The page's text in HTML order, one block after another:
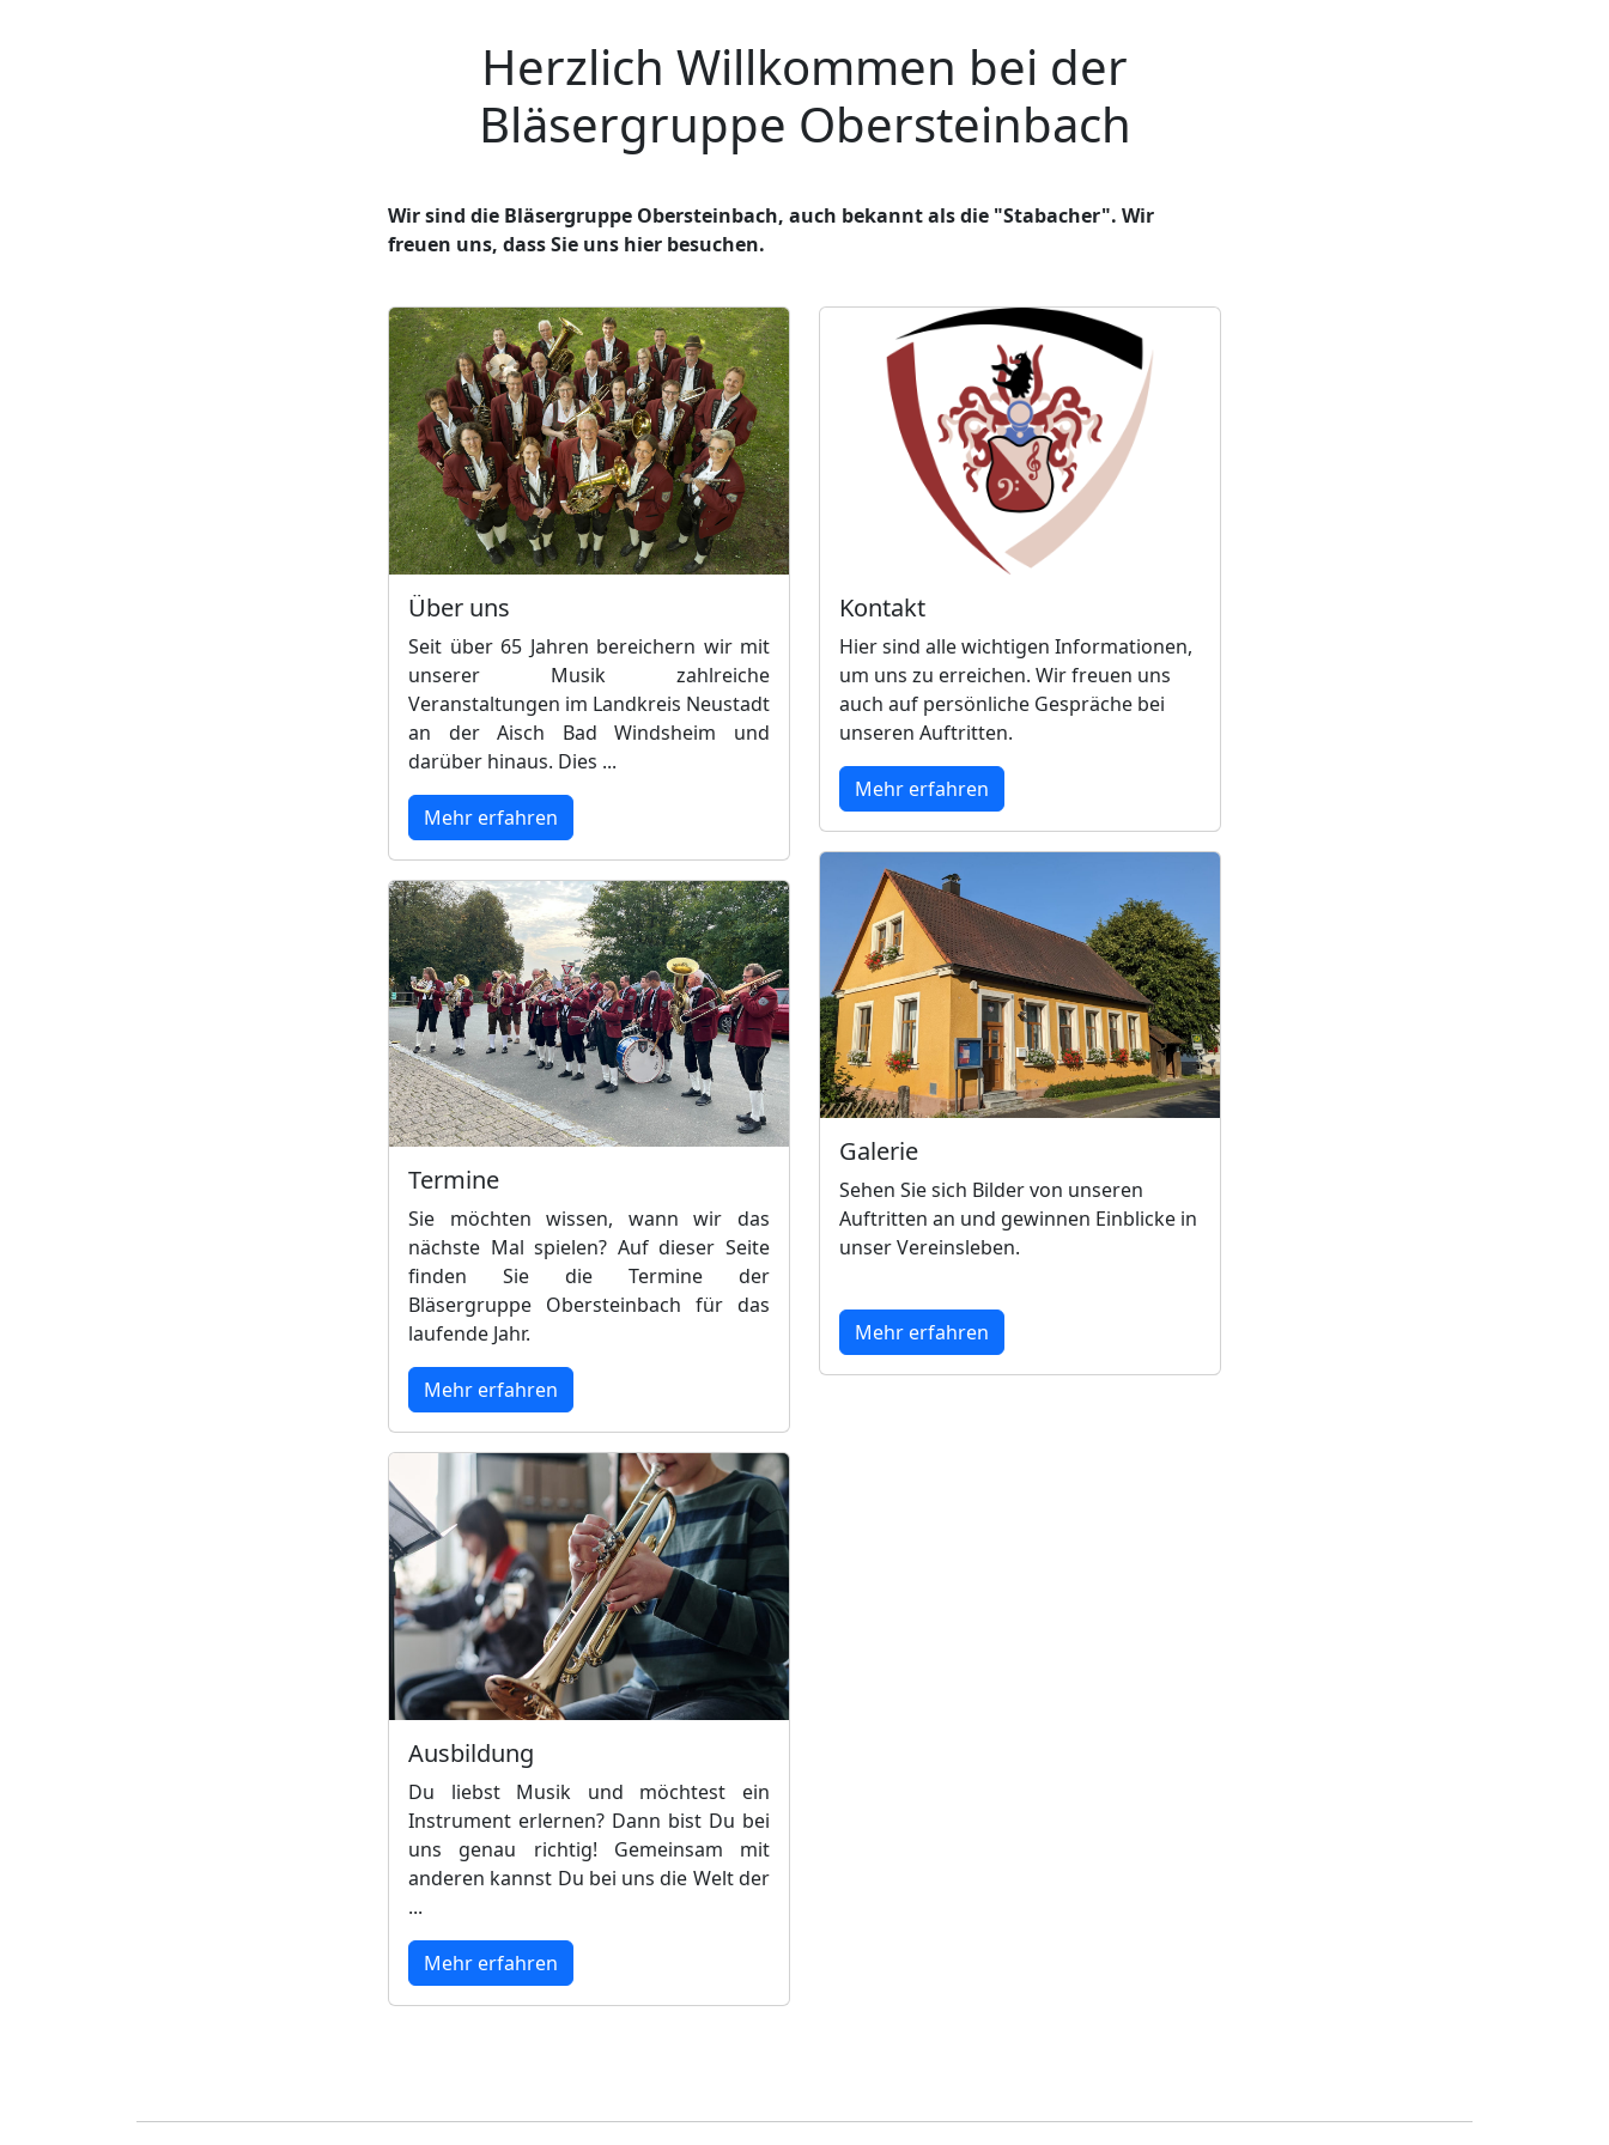
Herzlich Willkommen bei der
Bläsergruppe Obersteinbach
Wir sind die Bläsergruppe Obersteinbach, auch bekannt als die "Stabacher". Wir
freuen uns, dass Sie uns hier besuchen.
Über uns
Seit über 65 Jahren bereichern wir mit
unserer Musik zahlreiche
Veranstaltungen im Landkreis Neustadt
an der Aisch Bad Windsheim und
darüber hinaus. Dies ...
Mehr erfahren
Termine
Sie möchten wissen, wann wir das
nächste Mal spielen? Auf dieser Seite
finden Sie die Termine der
Bläsergruppe Obersteinbach für das
laufende Jahr.
Mehr erfahren
Ausbildung
Du liebst Musik und möchtest ein
Instrument erlernen? Dann bist Du bei
uns genau richtig! Gemeinsam mit
anderen kannst Du bei uns die Welt der
...
Mehr erfahren
Kontakt
Hier sind alle wichtigen Informationen,
um uns zu erreichen. Wir freuen uns
auch auf persönliche Gespräche bei
unseren Auftritten.
Mehr erfahren
Galerie
Sehen Sie sich Bilder von unseren
Auftritten an und gewinnen Einblicke in
unser Vereinsleben.
Mehr erfahren